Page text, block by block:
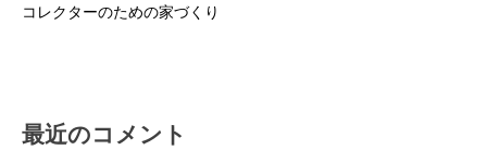
コレクターのための家づくり
最近のコメント